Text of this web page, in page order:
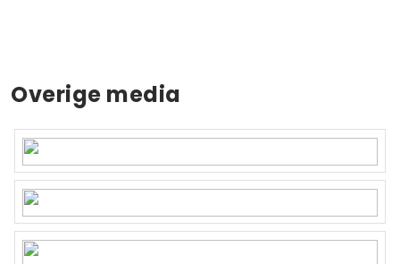
Overige media